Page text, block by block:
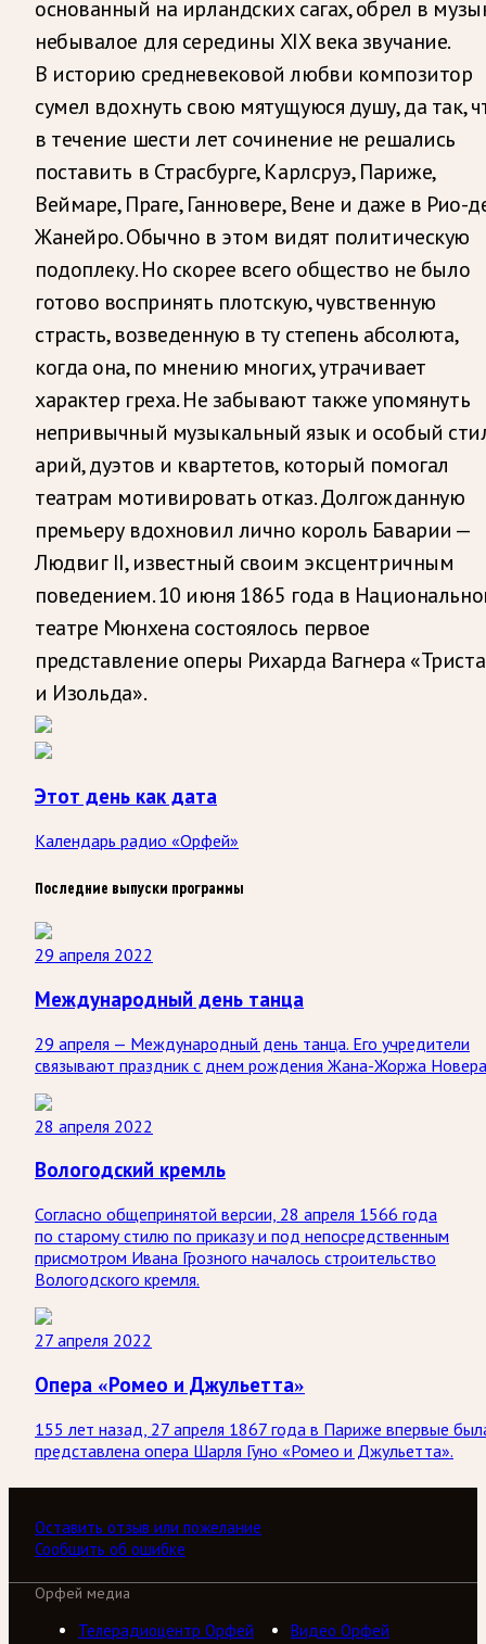
основанный на ирландских сагах, обрел в
небывалое для середины XIX века звучание.
В историю средневековой любви композитор
сумел вдохнуть свою мятущуюся душу, да так,
в течение шести лет сочинение не решались
поставить в Страсбурге, Карлсруэ, Париже,
Веймаре, Праге, Ганновере, Вене и даже в Рио-
Жанейро. Обычно в этом видят политическую
подоплеку. Но скорее всего общество не было
готово воспринять плотскую, чувственную
страсть, возведенную в ту степень абсолюта,
когда она, по мнению многих, утрачивает
характер греха. Не забывают также упомянуть
непривычный музыкальный язык и особый
арий, дуэтов и квартетов, который помогал
театрам мотивировать отказ. Долгожданную
премьеру вдохновил лично король Баварии —
Людвиг II, известный своим эксцентричным
поведением. 10 июня 1865 года в
театре Мюнхена состоялось первое
представление оперы Рихарда Вагнера
и Изольда».
Этот день как дата
Календарь радио «Орфей»
Последние выпуски программы
29 апреля 2022
Международный день танца
29 апреля — Международный день танца. Его учредители
связывают праздник с днем рождения Жана-Жоржа
28 апреля 2022
Вологодский кремль
Согласно общепринятой версии, 28 апреля 1566 года
по старому стилю по приказу и под непосредственным
присмотром Ивана Грозного началось строительство
Вологодского кремля.
27 апреля 2022
Опера «Ромео и Джульетта»
155 лет назад, 27 апреля 1867 года в Париже впервые
представлена опера Шарля Гуно «Ромео и Джульетта».
Оставить отзыв или пожелание
Сообщить об ошибке
Орфей медиа
Телерадиоцентр Орфей
Видео Орфей